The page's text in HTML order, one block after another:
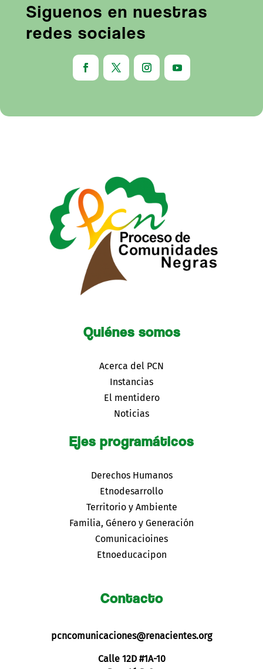
Siguenos en nuestras
redes sociales
Quiénes somos
Acerca del PCN
Instancias
El mentidero
Noticias
Ejes programáticos
Derechos Humanos
Etnodesarrollo
Territorio y Ambiente
Familia, Género y Generación
Comunicacioines
Etnoeducacipon
Contacto
pcncomunicaciones@renacientes.org
Calle 12D #1A-10